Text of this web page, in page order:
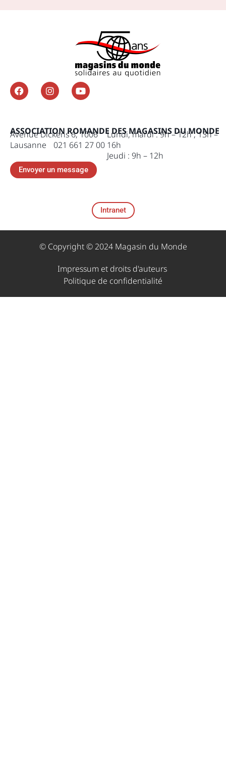
ASSOCIATION ROMANDE DES MAGASINS DU MONDE
Avenue Dickens 6, 1006
Lausanne 021 661 27 00
Lundi, mardi : 9h – 12h , 13h –
16h
Jeudi : 9h – 12h
Envoyer un message
Intranet
© Copyright © 2024 Magasin du Monde
Impressum et droits d'auteurs ​
Politique de confidentialité​